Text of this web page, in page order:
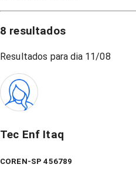
8 resultados
Resultados para dia 11/08
Tec Enf Itaq
COREN-SP 456789